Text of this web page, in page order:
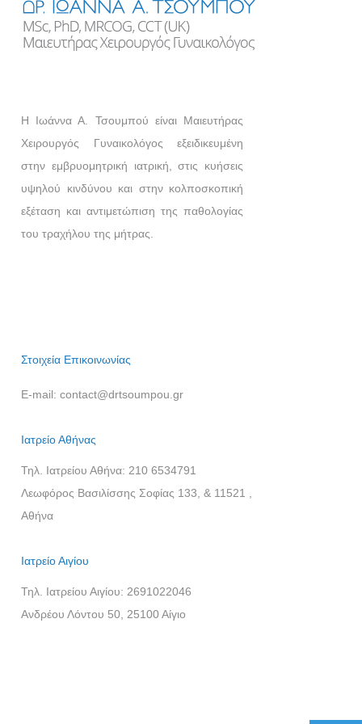
Η Ιωάννα Α. Τσουμπού είναι Μαιευτήρας
Χειρουργός Γυναικολόγος εξειδικευμένη
στην εμβρυομητρική ιατρική, στις κυήσεις
υψηλού κινδύνου και στην κολποσκοπική
εξέταση και αντιμετώπιση της παθολογίας
του τραχήλου της μήτρας.
Στοιχεία Επικοινωνίας
E-mail: contact@drtsoumpou.gr
Ιατρείο Αθήνας
Τηλ. Ιατρείου Αθήνα: 210 6534791
Λεωφόρος Βασιλίσσης Σοφίας 133, & 11521 ,
Αθήνα
Ιατρείο Αιγίου
Τηλ. Ιατρείου Αιγίου: 2691022046
Ανδρέου Λόντου 50, 25100 Αίγιο